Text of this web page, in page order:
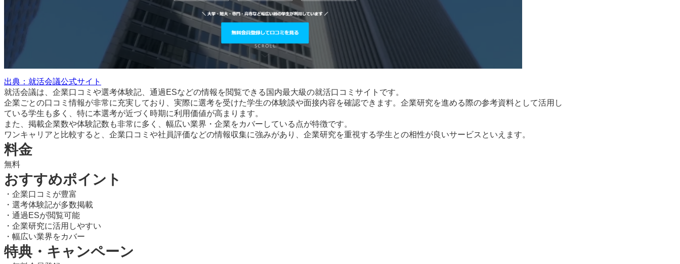
出典：就活会議公式サイト
就活会議は、企業口コミや選考体験記、通過ESなどの情報を閲覧できる国内最大級の就活口コミサイトです。
企業ごとの口コミ情報が非常に充実しており、実際に選考を受けた学生の体験談や面接内容を確認できます。企業研究を進める際の参考資料として活用し
ている学生も多く、特に本選考が近づく時期に利用価値が高まります。
また、掲載企業数や体験記数も非常に多く、幅広い業界・企業をカバーしている点が特徴です。
ワンキャリアと比較すると、企業口コミや社員評価などの情報収集に強みがあり、企業研究を重視する学生との相性が良いサービスといえます。
料金
無料
おすすめポイント
・企業口コミが豊富
・選考体験記が多数掲載
・通過ESが閲覧可能
・企業研究に活用しやすい
・幅広い業界をカバー
特典・キャンペーン